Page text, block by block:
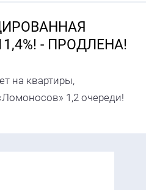
- ПРОДЛЕНА!
на квартиры,
1,2 очереди!